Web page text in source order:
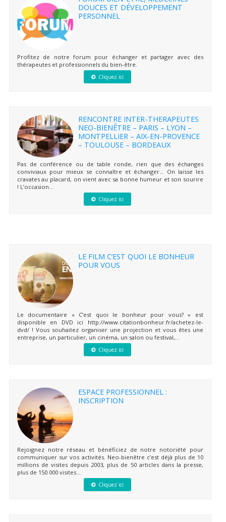
DOUCES ET DÉVELOPPEMENT
PERSONNEL
Profitez de notre forum pour échanger et partager avec des
thérapeutes et professionnels du bien-être.
Cliquez ici
RENCONTRE INTER-THERAPEUTES
NEO-BIENÊTRE – PARIS – LYON –
MONTPELLIER – AIX-EN-PROVENCE
– TOULOUSE – BORDEAUX
Pas de conférence ou de table ronde, rien que des échanges
conviviaux pour mieux se connaître et échanger… On laisse les
cravates au placard, on vient avec sa bonne humeur et son sourire
! L’occasion...
Cliquez ici
LE FILM C’EST QUOI LE BONHEUR
POUR VOUS
Le documentaire « C’est quoi le bonheur pour vous? » est
disponible en DVD ici http://www.citationbonheur.fr/achetez-le-
dvd/ ! Vous souhaitez organiser une projection et vous êtes une
entreprise, un particulier, un cinéma, un salon ou festival,...
Cliquez ici
ESPACE PROFESSIONNEL :
INSCRIPTION
Rejoignez notre réseau et bénéficiez de notre notoriété pour
communiquer sur vos activités. Neo-bienêtre c’est déjà plus de 10
millions de visites depuis 2003, plus de 50 articles dans la presse,
plus de 150 000 visites...
Cliquez ici